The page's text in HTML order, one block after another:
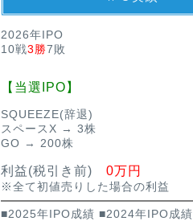
2026年IPO
10戦3勝7敗
【当選IPO】
SQUEEZE(辞退)
スペースX → 3株
GO → 200株
利益(税引き前) 0万円
※全て初値売りした場合の利益
■2025年IPO成績 ■2024年IPO成績